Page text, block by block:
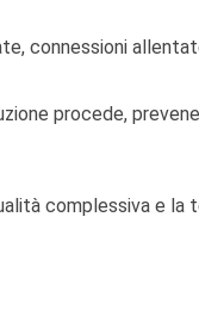
connessioni
procede,
complessiva e la